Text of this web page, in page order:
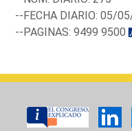
--FECHA DIARIO: 05/
--PAGINAS: 9499 9500